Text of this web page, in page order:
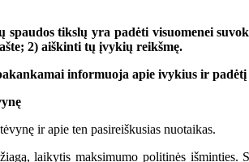
spaudos tikslų yra padėti visuomenei
2) aiškinti tų įvykių reikšmę.
informuoja apie ivykius ir
ir apie ten pasireiškusias nuotaikas.
laikytis maksimumo politinės